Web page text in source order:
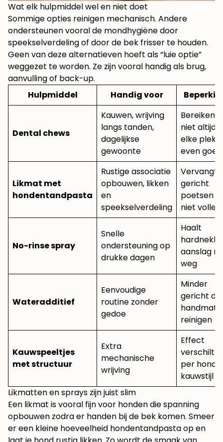
Wat elk hulpmiddel wel en niet doet
Sommige opties reinigen mechanisch. Andere
ondersteunen vooral de mondhygiëne door
speekselverdeling of door de bek frisser te houden.
Geen van deze alternatieven hoeft als “luie optie”
weggezet te worden. Ze zijn vooral handig als brug,
aanvulling of back-up.
Hulpmiddel
Handig voor
Dental chews
Kauwen, wrijving
langs tanden,
dagelijkse
gewoonte
Bereiken
niet altijd
elke plek
even goed
Likmat met
hondentandpasta
Rustige associatie
opbouwen, likken
en
speekselverdeling
Vervangt
gericht
poetsen
niet
No-rinse spray
Snelle
ondersteuning op
drukke dagen
Haalt
aanslag
weg
Wateradditief
Eenvoudige
routine zonder
gedoe
Minder
gericht
handmatig
reinigen
Kauwspeeltjes
met structuur
Extra
mechanische
wrijving
Effect
verschilt
per hond
kauwstijl
Likmatten en sprays zijn juist slim
Een likmat is vooral fijn voor honden die spanning
opbouwen zodra er handen bij de bek komen. Smeer
er een kleine hoeveelheid hondentandpasta op en